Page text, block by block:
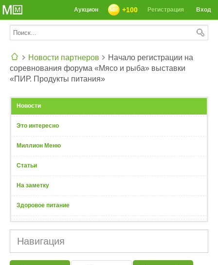
СЕГОДНЯ: 39142 РЕЦЕПТА
Вход
Регистрация
+100
Аукцион
Новости партнеров
Начало регистрации на
соревнования форума «Мясо и рыба» выставки
«ПИР. Продукты питания»
Новости
Это интересно
Миллион Меню
Статьи
На заметку
Здоровое питание
Навигация